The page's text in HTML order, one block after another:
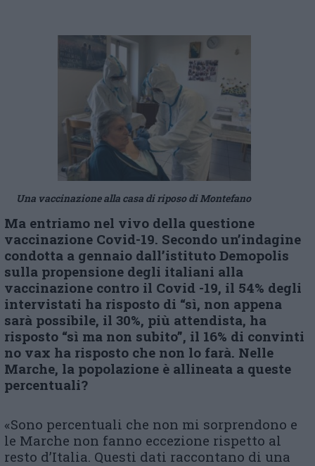
Una vaccinazione alla casa di riposo di Montefano
Ma entriamo nel vivo della questione
vaccinazione Covid-19. Secondo un’indagine
condotta a gennaio dall’istituto Demopolis
sulla propensione degli italiani alla
vaccinazione contro il Covid -19, il 54% degli
intervistati ha risposto di “sì, non appena
sarà possibile, il 30%, più attendista, ha
risposto “sì ma non subito”, il 16% di convinti
no vax ha risposto che non lo farà. Nelle
Marche, la popolazione è allineata a queste
percentuali?
«Sono percentuali che non mi sorprendono e
le Marche non fanno eccezione rispetto al
resto d’Italia. Questi dati raccontano di una